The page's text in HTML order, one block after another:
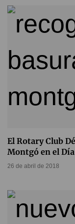
El Rotary Club
Montgó en el
26 de abril de 2018